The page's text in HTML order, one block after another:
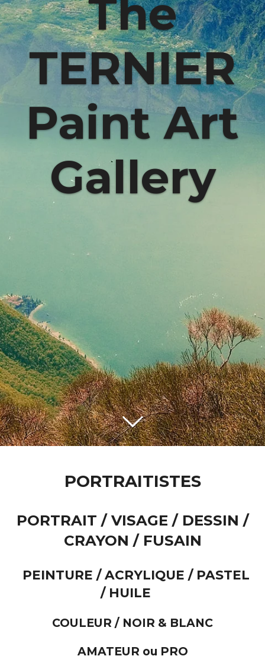
The
TERNIER
Paint Art
Gallery
PORTRAITISTES
PORTRAIT / VISAGE / DESSIN /
CRAYON / FUSAIN
PEINTURE / ACRYLIQUE / PASTEL
/ HUILE
COULEUR / NOIR & BLANC
AMATEUR ou PRO